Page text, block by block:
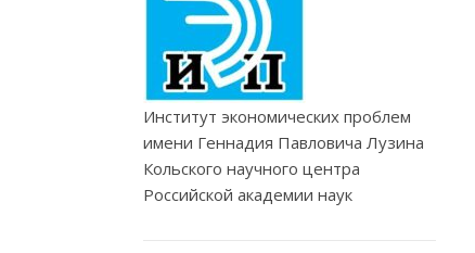
Институт экономических проблем
имени Геннадия Павловича Лузина
Кольского научного центра
Российской академии наук